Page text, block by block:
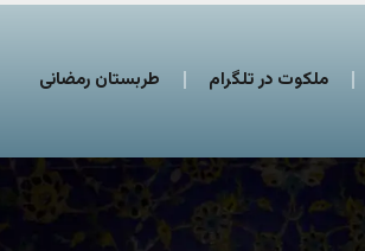
ملکوت در تلگرام طربستان رمضانی